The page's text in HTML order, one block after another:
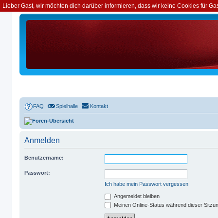
Lieber Gast, wir möchten dich darüber informieren, dass wir keine Cookies für
FAQ Spielhalle Kontakt
Foren-Übersicht
Anmelden
Benutzername:
Passwort:
Ich habe mein Passwort vergessen
Angemeldet bleiben
Meinen Online-Status während dieser